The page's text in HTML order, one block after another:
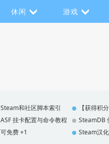
休闲 游戏
Steam和社区脚本索引
【获得积
ASF 挂卡配置与命令教程
SteamDB
可免费 +1 Steam汉